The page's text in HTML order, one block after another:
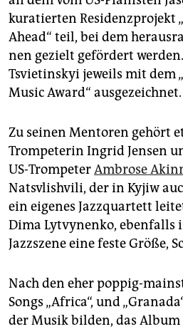
kuratierten Residenzprojekt
Ahead“ teil, bei dem
nen gezielt gefördert
Tsvietinskyi jeweils mit dem
Music Award“ ausgezeichnet.
Zu seinen Mentoren gehört
Trompeterin Ingrid Jensen
US-TrompeterAmbrose
Natsvlishvili, der in Kyjiw
ein eigenes Jazzquartett
Dima Lytvynenko, ebenfalls
Jazzszene eine feste Größe,
Nach den eher poppig-
Songs „Africa“, und
der Musik bilden, das